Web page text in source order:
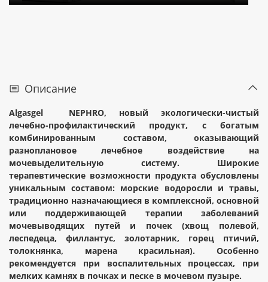
Описание
Algasgel NEPHRO, новый экологически-чистый
лечебно-профилактический продукт, с богатым
комбинированным составом, оказывающий
разноплановое лечебное воздействие на
мочевыделительную систему. Широкие
терапевтические возможности продукта обусловлены
уникальным составом: морские водоросли и травы,
традиционно назначающиеся в комплексной, основной
или поддерживающей терапии заболеваний
мочевыводящих путей и почек (хвощ полевой,
леспедеца, филлантус, золотарник, горец птичий,
толокнянка, марена красильная). Особенно
рекомендуется при воспалительных процессах, при
мелких камнях в почках и песке в мочевом пузыре.